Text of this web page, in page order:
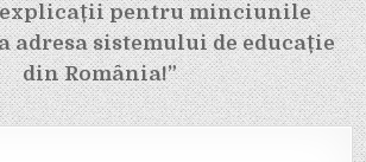
pentru minciunile
adresa sistemului de educație
din România!”